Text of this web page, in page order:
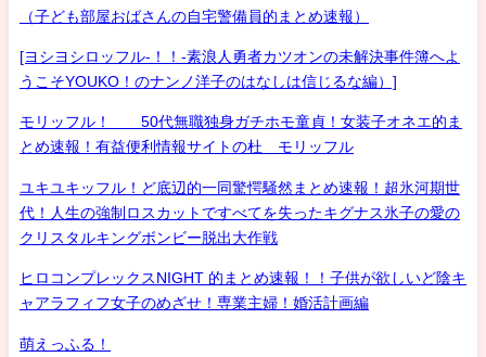
（子ども部屋おばさんの自宅警備員的まとめ速報）
[ヨシヨシロッフル-！！-素浪人勇者カツオンの未解決事件簿へよ
うこそYOUKO！のナンノ洋子のはなしは信じるな編）]
モリッフル！ 50代無職独身ガチホモ童貞！女装子オネエ的ま
とめ速報！有益便利情報サイトの杜 モリッフル
ユキユキッフル！ど底辺的一同驚愕騒然まとめ速報！超氷河期世
代！人生の強制ロスカットですべてを失ったキグナス氷子の愛の
クリスタルキングボンビー脱出大作戦
ヒロコンプレックスNIGHT 的まとめ速報！！子供が欲しいど陰キ
ャアラフィフ女子のめざせ！専業主婦！婚活計画編
萌えっふる！